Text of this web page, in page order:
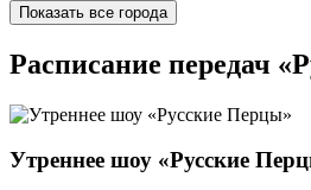
Показать все города
Расписание передач
Утреннее шоу «Русские